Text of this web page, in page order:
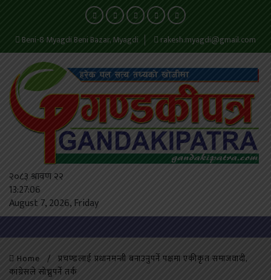
Beni-8 Myagdi Beni Bazar, Myagdi rakesh.myagdi@gmail.com
२०८३ श्रावण २२
13:27:07
August 7, 2026, Friday
Home
प्रचण्डलाई प्रधानमन्त्री बनाउनुपर्ने पक्षमा एकीकृत समाजवादी,
कांग्रेसले सोच्नुपर्ने तर्क